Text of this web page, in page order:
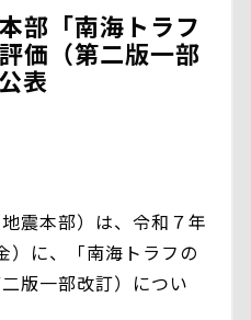
部「南海トラフ
価（第二版一部
表
震本部）は、令和７年
）に、「南海トラフの
版一部改訂）につい